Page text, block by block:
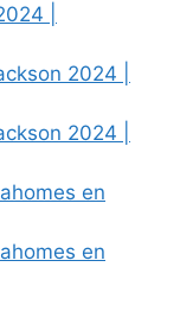
|
2024 |
2024 |
en
en